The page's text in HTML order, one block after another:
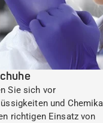
Sie sich vor
und
richtigen Einsatz von